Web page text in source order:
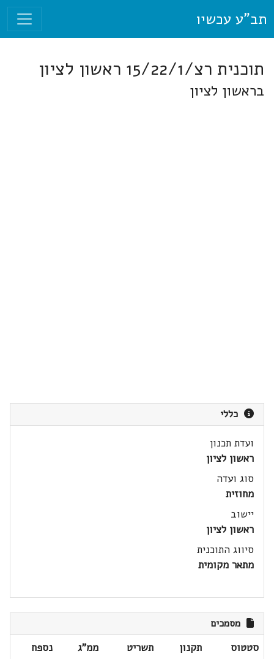
תב"ע עכשיו
תוכנית רצ/15/22/1 ראשון לציון
בראשון לציון
כללי
ועדת תכנון
ראשון לציון
סוג ועדה
מחוזית
יישוב
ראשון לציון
סיווג התוכנית
מתאר מקומית
מסמכים
סטטוס תקנון תשריט ממ"ג נספח